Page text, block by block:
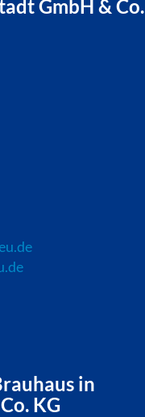
GmbH & Co.
in
KG